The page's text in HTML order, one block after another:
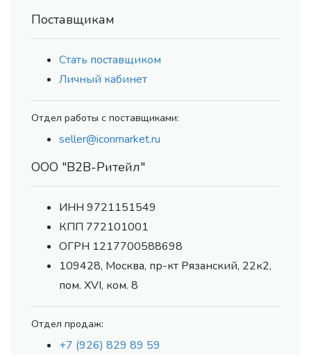
Поставщикам
Стать поставщиком
Личный кабинет
Отдел работы с поставщиками:
seller@iconmarket.ru
ООО "В2В-Ритейл"
ИНН 9721151549
КПП 772101001
ОГРН 1217700588698
109428, Москва, пр-кт Рязанский, 22к2,
пом. XVI, ком. 8
Отдел продаж:
+7 (926) 829 89 59